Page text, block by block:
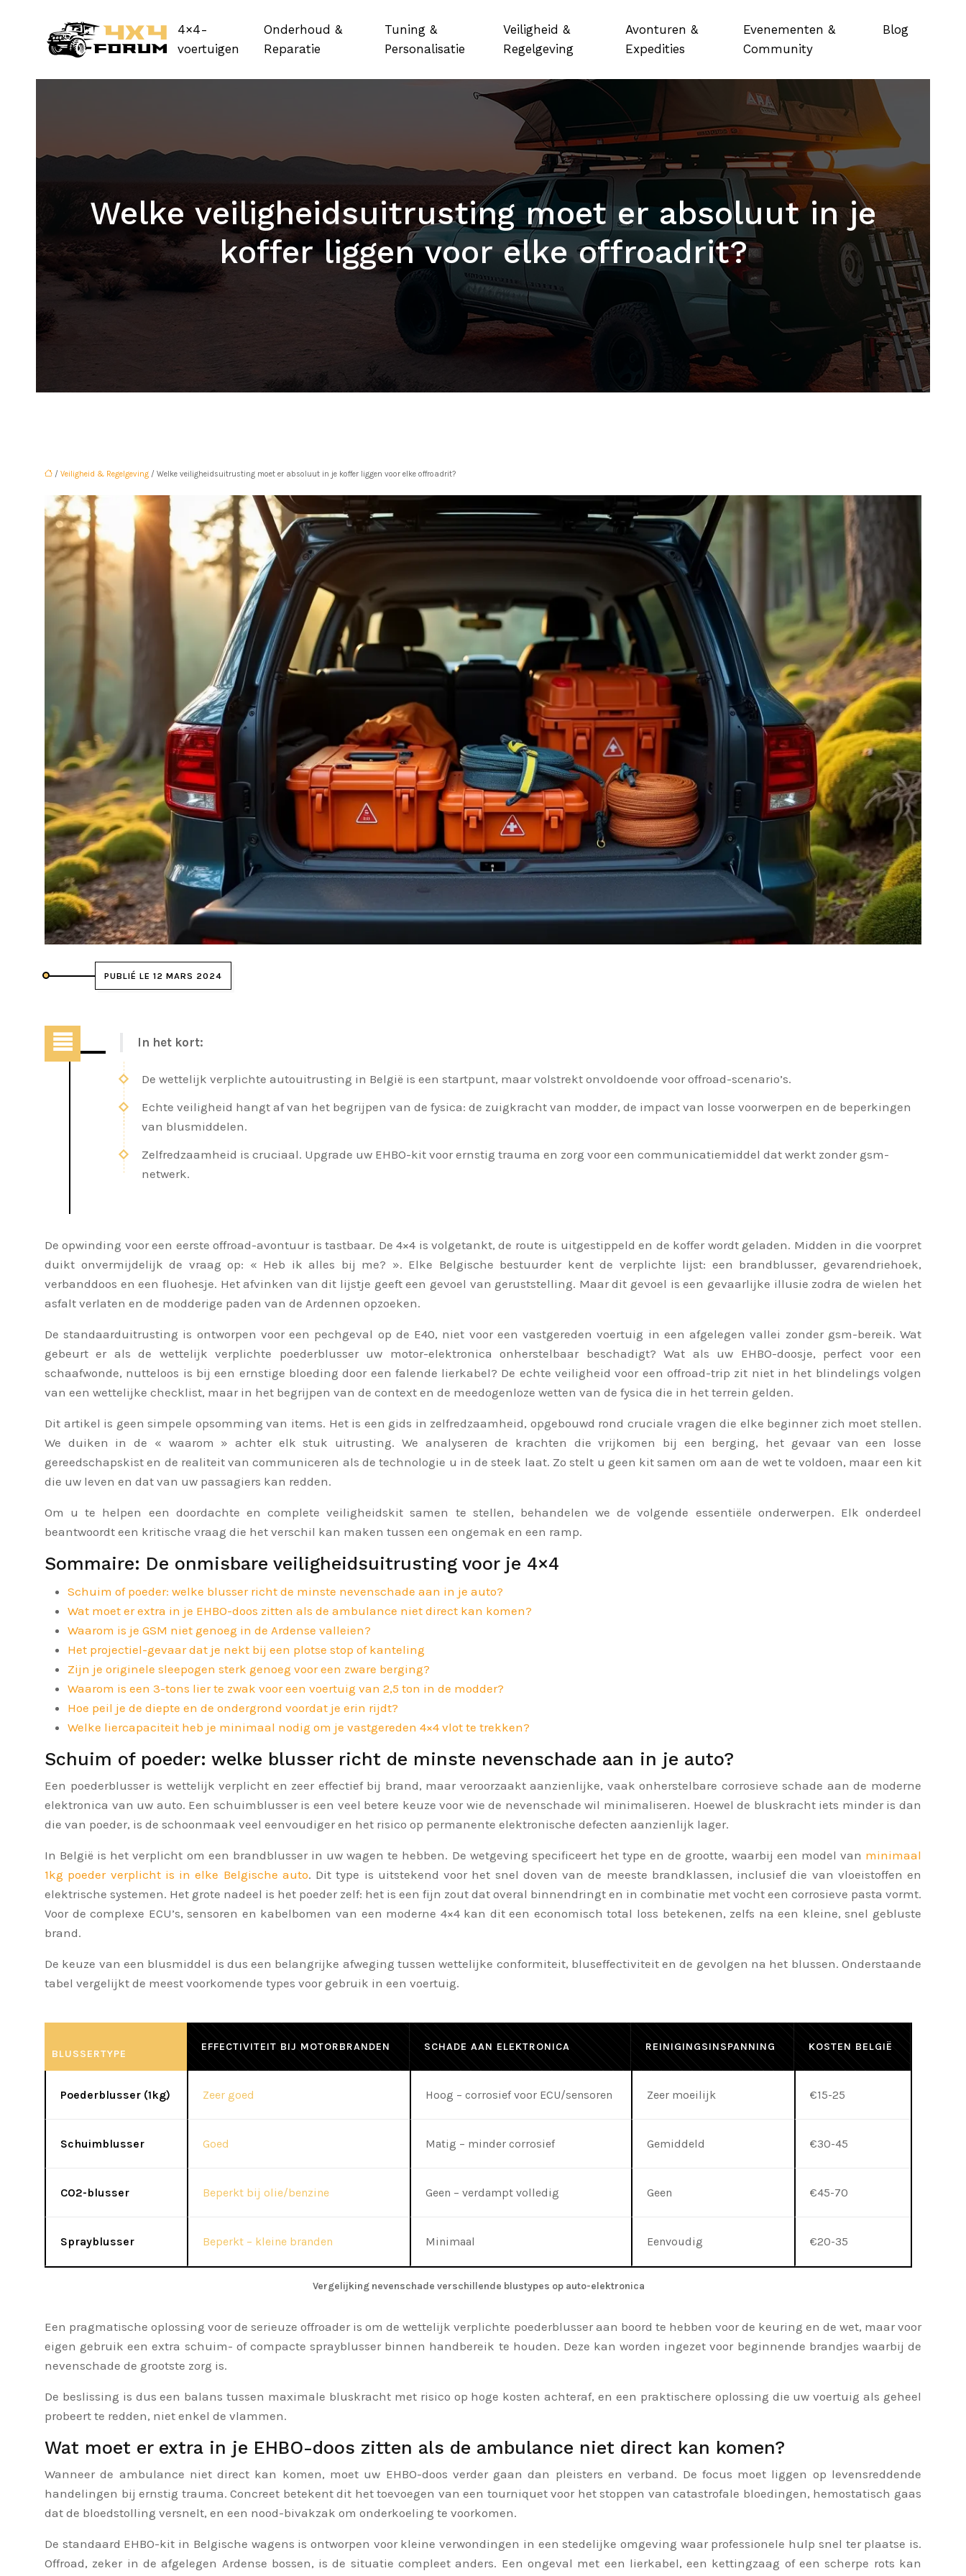
4×4-
voertuigen
Onderhoud &
Reparatie
Tuning &
Personalisatie
Veiligheid &
Regelgeving
Avonturen &
Expedities
Evenementen &
Community
Blog
Welke veiligheidsuitrusting moet er absoluut in je
koffer liggen voor elke offroadrit?
/ Veiligheid & Regelgeving / Welke veiligheidsuitrusting moet er absoluut in je koffer liggen voor elke offroadrit?
PUBLIÉ LE 12 MARS 2024
In het kort:
De wettelijk verplichte autouitrusting in België is een startpunt, maar volstrekt onvoldoende voor offroad-scenario’s.
Echte veiligheid hangt af van het begrijpen van de fysica: de zuigkracht van modder, de impact van losse voorwerpen en de beperkingen
van blusmiddelen.
Zelfredzaamheid is cruciaal. Upgrade uw EHBO-kit voor ernstig trauma en zorg voor een communicatiemiddel dat werkt zonder gsm-
netwerk.
De opwinding voor een eerste offroad-avontuur is tastbaar. De 4×4 is volgetankt, de route is uitgestippeld en de koffer wordt geladen. Midden in die voorpret
duikt onvermijdelijk de vraag op: « Heb ik alles bij me? ». Elke Belgische bestuurder kent de verplichte lijst: een brandblusser, gevarendriehoek,
verbanddoos en een fluohesje. Het afvinken van dit lijstje geeft een gevoel van geruststelling. Maar dit gevoel is een gevaarlijke illusie zodra de wielen het
asfalt verlaten en de modderige paden van de Ardennen opzoeken.
De standaarduitrusting is ontworpen voor een pechgeval op de E40, niet voor een vastgereden voertuig in een afgelegen vallei zonder gsm-bereik. Wat
gebeurt er als de wettelijk verplichte poederblusser uw motor-elektronica onherstelbaar beschadigt? Wat als uw EHBO-doosje, perfect voor een
schaafwonde, nutteloos is bij een ernstige bloeding door een falende lierkabel? De echte veiligheid voor een offroad-trip zit niet in het blindelings volgen
van een wettelijke checklist, maar in het begrijpen van de context en de meedogenloze wetten van de fysica die in het terrein gelden.
Dit artikel is geen simpele opsomming van items. Het is een gids in zelfredzaamheid, opgebouwd rond cruciale vragen die elke beginner zich moet stellen.
We duiken in de « waarom » achter elk stuk uitrusting. We analyseren de krachten die vrijkomen bij een berging, het gevaar van een losse
gereedschapskist en de realiteit van communiceren als de technologie u in de steek laat. Zo stelt u geen kit samen om aan de wet te voldoen, maar een kit
die uw leven en dat van uw passagiers kan redden.
Om u te helpen een doordachte en complete veiligheidskit samen te stellen, behandelen we de volgende essentiële onderwerpen. Elk onderdeel
beantwoordt een kritische vraag die het verschil kan maken tussen een ongemak en een ramp.
Sommaire: De onmisbare veiligheidsuitrusting voor je 4×4
Schuim of poeder: welke blusser richt de minste nevenschade aan in je auto?
Wat moet er extra in je EHBO-doos zitten als de ambulance niet direct kan komen?
Waarom is je GSM niet genoeg in de Ardense valleien?
Het projectiel-gevaar dat je nekt bij een plotse stop of kanteling
Zijn je originele sleepogen sterk genoeg voor een zware berging?
Waarom is een 3-tons lier te zwak voor een voertuig van 2,5 ton in de modder?
Hoe peil je de diepte en de ondergrond voordat je erin rijdt?
Welke liercapaciteit heb je minimaal nodig om je vastgereden 4×4 vlot te trekken?
Schuim of poeder: welke blusser richt de minste nevenschade aan in je auto?
Een poederblusser is wettelijk verplicht en zeer effectief bij brand, maar veroorzaakt aanzienlijke, vaak onherstelbare corrosieve schade aan de moderne
elektronica van uw auto. Een schuimblusser is een veel betere keuze voor wie de nevenschade wil minimaliseren. Hoewel de bluskracht iets minder is dan
die van poeder, is de schoonmaak veel eenvoudiger en het risico op permanente elektronische defecten aanzienlijk lager.
In België is het verplicht om een brandblusser in uw wagen te hebben. De wetgeving specificeert het type en de grootte, waarbij een model van minimaal
1kg poeder verplicht is in elke Belgische auto. Dit type is uitstekend voor het snel doven van de meeste brandklassen, inclusief die van vloeistoffen en
elektrische systemen. Het grote nadeel is het poeder zelf: het is een fijn zout dat overal binnendringt en in combinatie met vocht een corrosieve pasta vormt.
Voor de complexe ECU’s, sensoren en kabelbomen van een moderne 4×4 kan dit een economisch total loss betekenen, zelfs na een kleine, snel gebluste
brand.
De keuze van een blusmiddel is dus een belangrijke afweging tussen wettelijke conformiteit, bluseffectiviteit en de gevolgen na het blussen. Onderstaande
tabel vergelijkt de meest voorkomende types voor gebruik in een voertuig.
Vergelijking nevenschade verschillende blustypes op auto-elektronica
BLUSSERTYPE
EFFECTIVITEIT BIJ MOTORBRANDEN SCHADE AAN ELEKTRONICA REINIGINGSINSPANNING KOSTEN BELGIË
Poederblusser (1kg) Zeer goed Hoog – corrosief voor ECU/sensoren Zeer moeilijk €15-25
Schuimblusser Goed Matig – minder corrosief Gemiddeld €30-45
CO2-blusser Beperkt bij olie/benzine Geen – verdampt volledig Geen €45-70
Sprayblusser Beperkt – kleine branden Minimaal Eenvoudig €20-35
Een pragmatische oplossing voor de serieuze offroader is om de wettelijk verplichte poederblusser aan boord te hebben voor de keuring en de wet, maar voor
eigen gebruik een extra schuim- of compacte sprayblusser binnen handbereik te houden. Deze kan worden ingezet voor beginnende brandjes waarbij de
nevenschade de grootste zorg is.
De beslissing is dus een balans tussen maximale bluskracht met risico op hoge kosten achteraf, en een praktischere oplossing die uw voertuig als geheel
probeert te redden, niet enkel de vlammen.
Wat moet er extra in je EHBO-doos zitten als de ambulance niet direct kan komen?
Wanneer de ambulance niet direct kan komen, moet uw EHBO-doos verder gaan dan pleisters en verband. De focus moet liggen op levensreddende
handelingen bij ernstig trauma. Concreet betekent dit het toevoegen van een tourniquet voor het stoppen van catastrofale bloedingen, hemostatisch gaas
dat de bloedstolling versnelt, en een nood-bivakzak om onderkoeling te voorkomen.
De standaard EHBO-kit in Belgische wagens is ontworpen voor kleine verwondingen in een stedelijke omgeving waar professionele hulp snel ter plaatse is.
Offroad, zeker in de afgelegen Ardense bossen, is de situatie compleet anders. Een ongeval met een lierkabel, een kettingzaag of een scherpe rots kan